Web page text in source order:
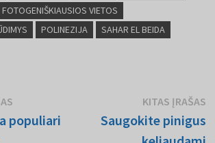
FOTOGENIŠKIAUSIOS VIETOS
POLINEZIJA
SAHAR EL BEIDA
pranešimas:
populiari
KITAS ĮRAŠAS
Saugokite pinigus